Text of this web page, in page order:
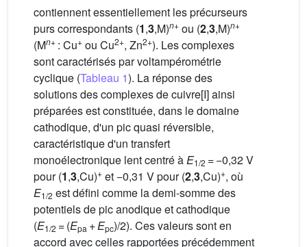
contiennent essentiellement les précurseurs
purs correspondants (1,3,M)n+ ou (2,3,M)n+
(Mn+ : Cu+ ou Cu2+, Zn2+). Les complexes
sont caractérisés par voltampérométrie
cyclique (Tableau 1). La réponse des
solutions des complexes de cuivre[I] ainsi
préparées est constituée, dans le domaine
cathodique, d'un pic quasi réversible,
caractéristique d'un transfert
monoélectronique lent centré àE1/2 = −0,32 V
pour (1,3,Cu)+ et −0,31 V pour (2,3,Cu)+, où
E1/2 est défini comme la demi-somme des
potentiels de pic anodique et cathodique
(E1/2 = (Epa +Epc)/2). Ces valeurs sont en
accord avec celles rapportées précédemment